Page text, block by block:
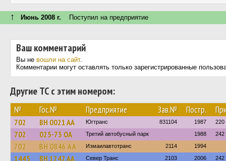
↑ Июнь 2008 г. Поступил на предприятие
Ваш комментарий
Вы не вошли на сайт.
Комментарии могут оставлять только зарегистрированные
Другие ТС с этим номером:
№ Гос.№ Предприятие Зав.№ Постр.
702 BH 0021 AA Югтранс 831104 1987 220
702 025-73 ОА Третий автобусный парк 1988 242
702 BH 0846 AA Измаилавтотранс 2114 1994
1445 BH 1242 AA Север Транс 2103 2006 242